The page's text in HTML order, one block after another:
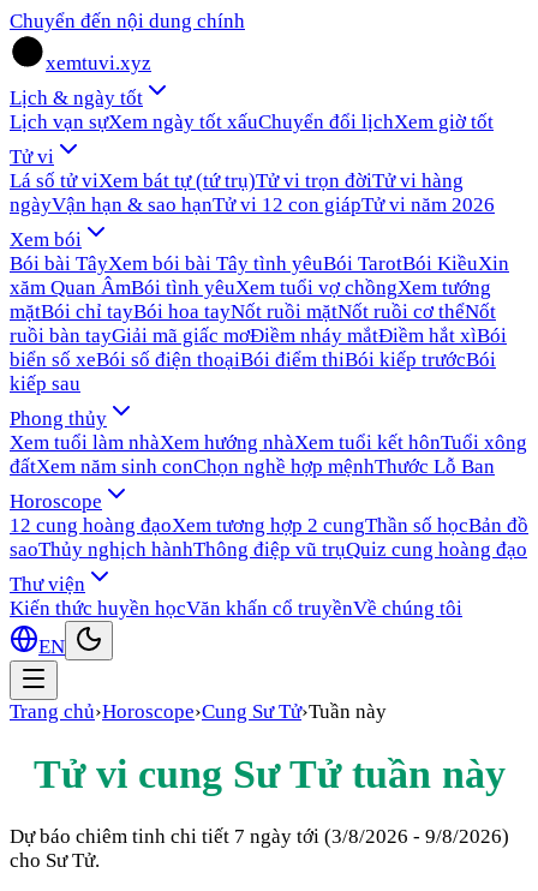
Chuyển đến nội dung chính
xemtuvi.xyz
Lịch & ngày tốt
Lịch vạn sựXem ngày tốt xấuChuyển đổi lịchXem giờ tốt
Tử vi
Lá số tử viXem bát tự (tứ trụ)Tử vi trọn đờiTử vi hàng
ngàyVận hạn & sao hạnTử vi 12 con giápTử vi năm 2026
Xem bói
Bói bài TâyXem bói bài Tây tình yêuBói TarotBói KiềuXin
xăm Quan ÂmBói tình yêuXem tuổi vợ chồngXem tướng
mặtBói chỉ tayBói hoa tayNốt ruồi mặtNốt ruồi cơ thểNốt
ruồi bàn tayGiải mã giấc mơĐiềm nháy mắtĐiềm hắt xìBói
biển số xeBói số điện thoạiBói điểm thiBói kiếp trướcBói
kiếp sau
Phong thủy
Xem tuổi làm nhàXem hướng nhàXem tuổi kết hônTuổi xông
đấtXem năm sinh conChọn nghề hợp mệnhThước Lỗ Ban
Horoscope
12 cung hoàng đạoXem tương hợp 2 cungThần số họcBản đồ
saoThủy nghịch hànhThông điệp vũ trụQuiz cung hoàng đạo
Thư viện
Kiến thức huyền họcVăn khấn cổ truyềnVề chúng tôi
EN
Trang chủ›Horoscope›Cung Sư Tử›Tuần này
Tử vi cung Sư Tửtuần này
Dự báo chiêm tinh chi tiết 7 ngày tới (3/8/2026 - 9/8/2026)
cho Sư Tử.